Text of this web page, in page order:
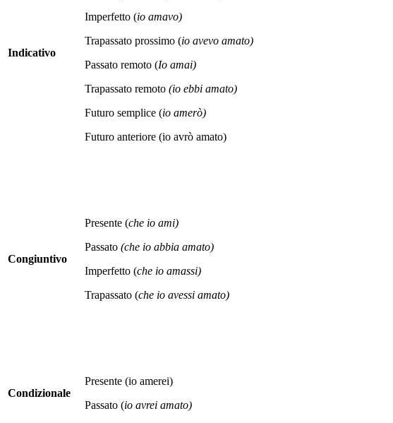
Indicativo
Imperfetto (io amavo)
Trapassato prossimo (io avevo amato)
Passato remoto (Io amai)
Trapassato remoto (io ebbi amato)
Futuro semplice (io amerò)
Futuro anteriore (io avrò amato)
Congiuntivo
Presente (che io ami)
Passato (che io abbia amato)
Imperfetto (che io amassi)
Trapassato (che io avessi amato)
Condizionale
Presente (io amerei)
Passato (io avrei amato)